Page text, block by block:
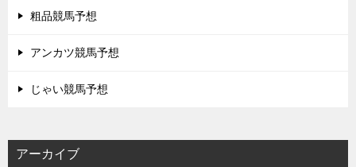
粗品競馬予想
アンカツ競馬予想
じゃい競馬予想
アーカイブ